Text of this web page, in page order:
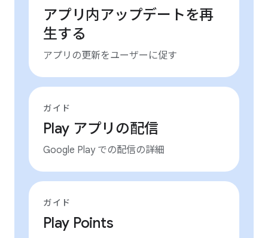
アプリ内アップデートを再
生する
アプリの更新をユーザーに促す
ガイド
Play アプリの配信
Google Play での配信の詳細
ガイド
Play Points